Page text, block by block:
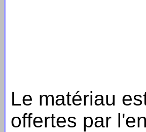
Le matériau
offertes par